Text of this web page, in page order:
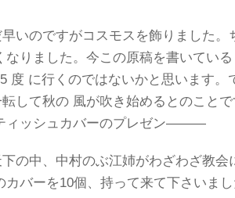
いのですがコスモスを飾りました。
なりました。今この原稿を書いてい
度 に行くのではないかと思います。
して秋の 風が吹き始めるとのことで
ッシュカバーのプレゼン―――
の中、中村のぶ江姉がわざわざ教会
カバーを10個、持って来て下さいま